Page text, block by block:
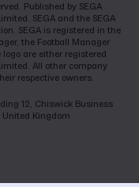
Published by SEGA
SEGA and the SEGA
SEGA is registered in the
the Football Manager
are either registered
All other company
respective owners.
12, Chiswick Business
United Kingdom